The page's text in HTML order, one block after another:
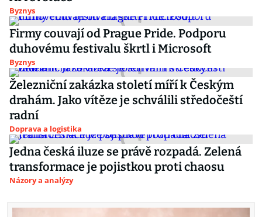
Byznys
Firmy couvají od Prague Pride. Podporu
duhovému festivalu škrtl i Microsoft
Byznys
Železniční zakázka století míří k Českým
drahám. Jako vítěze je schválili středočeští
radní
Doprava a logistika
Jedna česká iluze se právě rozpadá. Zelená
transformace je pojistkou proti chaosu
Názory a analýzy